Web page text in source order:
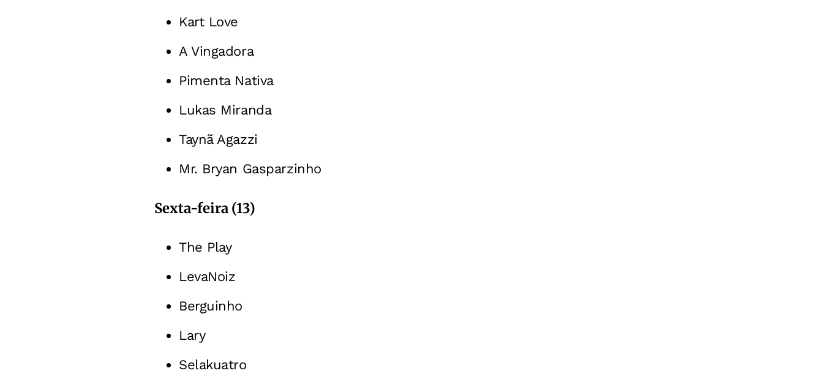
Kart Love
A Vingadora
Pimenta Nativa
Lukas Miranda
Taynã Agazzi
Mr. Bryan Gasparzinho
Sexta-feira (13)
The Play
LevaNoiz
Berguinho
Lary
Selakuatro